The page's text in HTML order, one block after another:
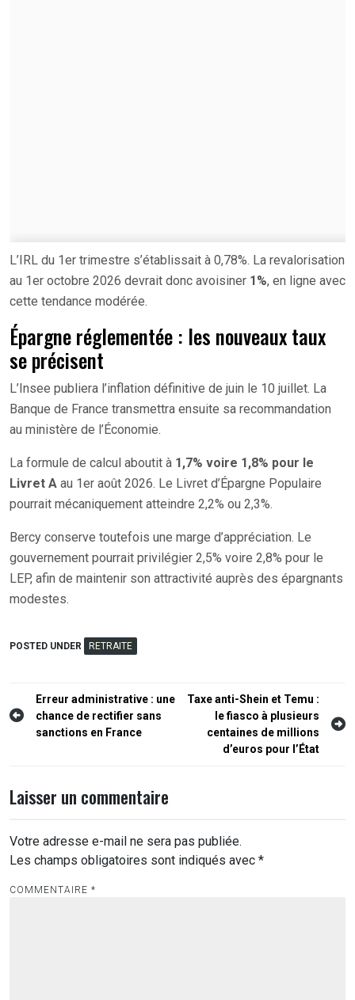
L’IRL du 1er trimestre s’établissait à 0,78%. La revalorisation
au 1er octobre 2026 devrait donc avoisiner 1%, en ligne avec
cette tendance modérée.
Épargne réglementée : les nouveaux taux
se précisent
L’Insee publiera l’inflation définitive de juin le 10 juillet. La
Banque de France transmettra ensuite sa recommandation
au ministère de l’Économie.
La formule de calcul aboutit à 1,7% voire 1,8% pour le
Livret A au 1er août 2026. Le Livret d’Épargne Populaire
pourrait mécaniquement atteindre 2,2% ou 2,3%.
Bercy conserve toutefois une marge d’appréciation. Le
gouvernement pourrait privilégier 2,5% voire 2,8% pour le
LEP, afin de maintenir son attractivité auprès des épargnants
modestes.
POSTED UNDER RETRAITE
Navigation
de
Erreur administrative : une
chance de rectifier sans
sanctions en France
Taxe anti-Shein et Temu :
le fiasco à plusieurs
centaines de millions
d’euros pour l’État
Laisser un commentaire
Votre adresse e-mail ne sera pas publiée.
Les champs obligatoires sont indiqués avec *
COMMENTAIRE *